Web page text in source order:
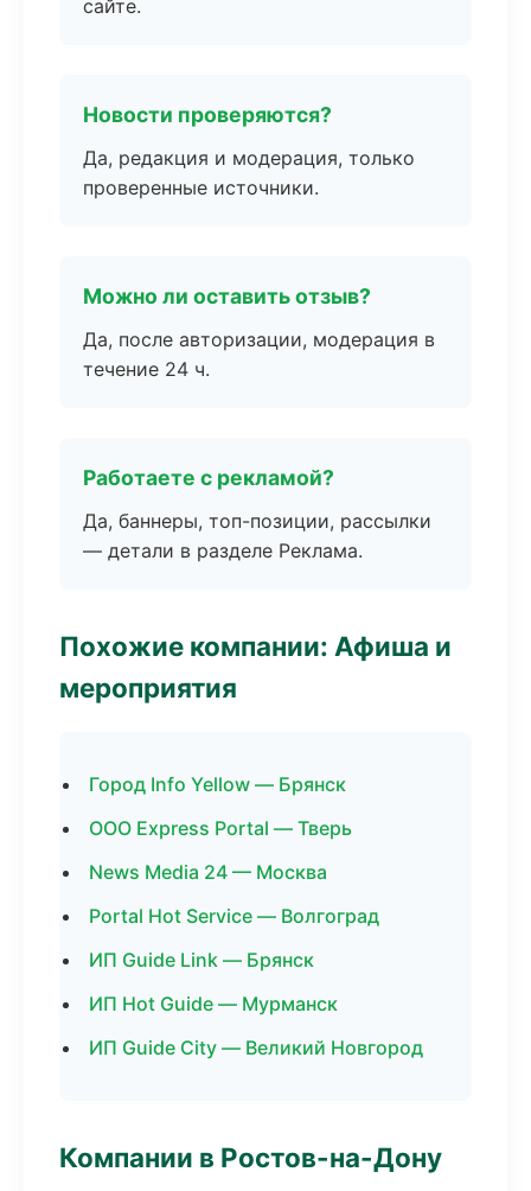
сайте.
Новости проверяются?
Да, редакция и модерация, только
проверенные источники.
Можно ли оставить отзыв?
Да, после авторизации, модерация в
течение 24 ч.
Работаете с рекламой?
Да, баннеры, топ-позиции, рассылки
— детали в разделе Реклама.
Похожие компании: Афиша и
мероприятия
Город Info Yellow — Брянск
ООО Express Portal — Тверь
News Media 24 — Москва
Portal Hot Service — Волгоград
ИП Guide Link — Брянск
ИП Hot Guide — Мурманск
ИП Guide City — Великий Новгород
Компании в Ростов-на-Дону